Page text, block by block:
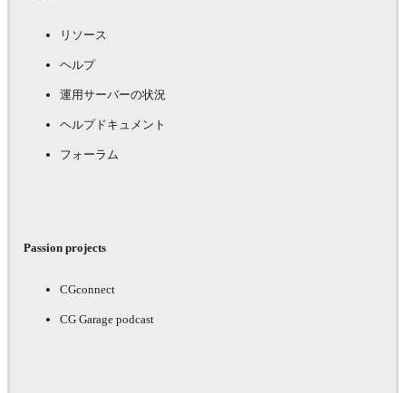
リソース
ヘルプ
運用サーバーの状況
ヘルプドキュメント
フォーラム
Passion projects
CGconnect
CG Garage podcast